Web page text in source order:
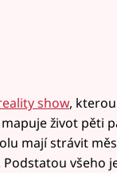
show,
mapuje život pěti
mají strávit
všeho